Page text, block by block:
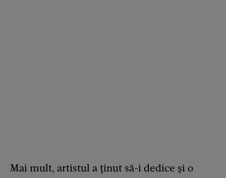
Mai mult, artistul a ținut să-i dedice și o